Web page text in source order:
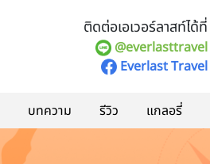
ติดต่อเอเวอร์ลาสท์ได้ที่
@everlasttravel
Everlast Travel
บทความ รีวิว แกลอรี่